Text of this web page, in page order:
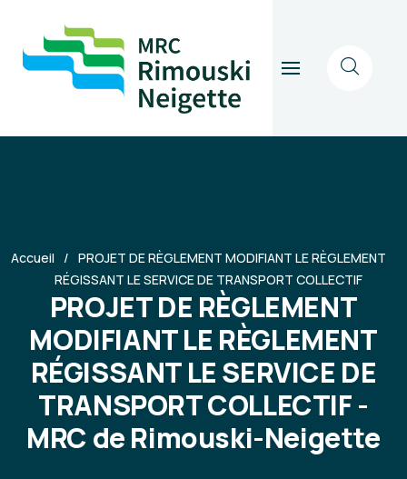
Accueil
PROJET DE RÈGLEMENT MODIFIANT LE RÈGLEMENT
RÉGISSANT LE SERVICE DE TRANSPORT COLLECTIF
PROJET DE RÈGLEMENT
MODIFIANT LE RÈGLEMENT
RÉGISSANT LE SERVICE DE
TRANSPORT COLLECTIF -
MRC de Rimouski-Neigette